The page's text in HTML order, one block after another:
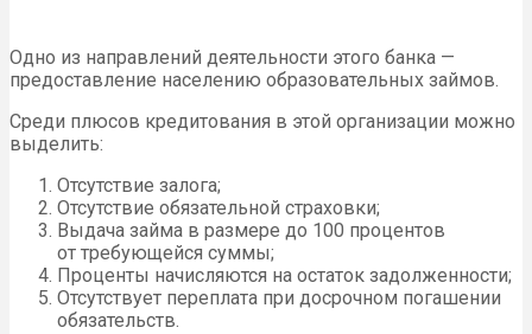
Одно из направлений деятельности этого банка —
предоставление населению образовательных займов.
Среди плюсов кредитования в этой организации можно
выделить:
Отсутствие залога;
Отсутствие обязательной страховки;
Выдача займа в размере до 100 процентов
от требующейся суммы;
Проценты начисляются на остаток задолженности;
Отсутствует переплата при досрочном погашении
обязательств.